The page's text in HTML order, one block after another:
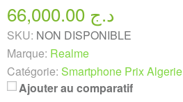
66,000.00 د.ج
SKU: NON DISPONIBLE
Marque: Realme
Catégorie: Smartphone Prix Algerie
Ajouter au comparatif